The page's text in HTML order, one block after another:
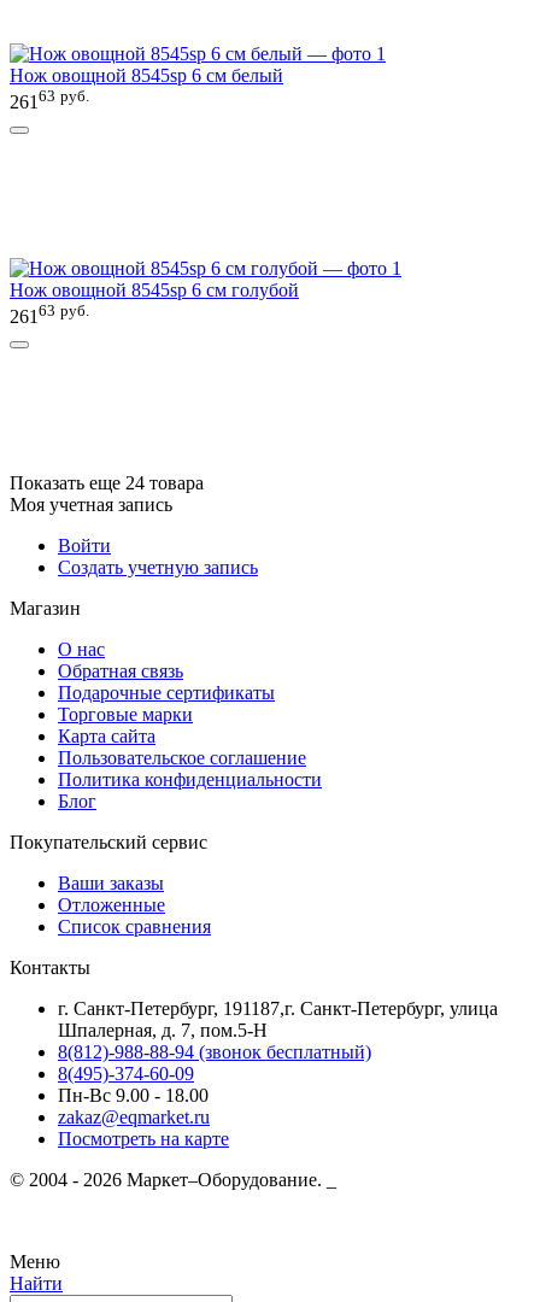
Нож овощной 8545sp 6 см белый
261 63 руб.
Нож овощной 8545sp 6 см голубой
261 63 руб.
Показать еще 24 товара
Моя учетная запись
Войти
Создать учетную запись
Магазин
О нас
Обратная связь
Подарочные сертификаты
Торговые марки
Карта сайта
Пользовательское соглашение
Политика конфиденциальности
Блог
Покупательский сервис
Ваши заказы
Отложенные
Список сравнения
Контакты
г. Санкт-Петербург, 191187,г. Санкт-Петербург, улица
Шпалерная, д. 7, пом.5-Н
8(812)-988-88-94 (звонок бесплатный)
8(495)-374-60-09
Пн-Вс 9.00 - 18.00
zakaz@eqmarket.ru
Посмотреть на карте
© 2004 - 2026 Маркет–Оборудование. _
Меню
Найти